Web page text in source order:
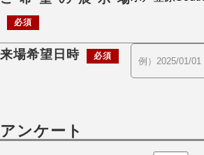
必須
来場希望日時 必須
アンケート